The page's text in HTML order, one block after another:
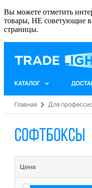
Вы можете отметить
товары, НЕ советующие
страницы.